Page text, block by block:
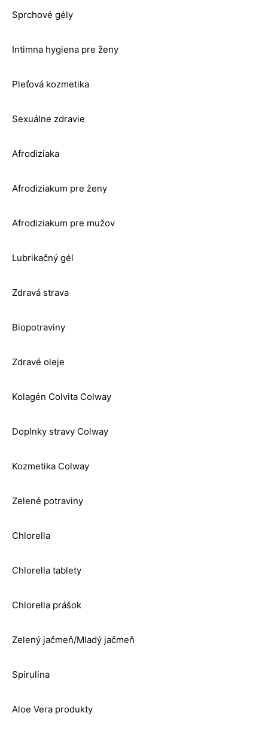
Sprchové gély
Intimna hygiena pre ženy
Pleťová kozmetika
Sexuálne zdravie
Afrodiziaka
Afrodiziakum pre ženy
Afrodiziakum pre mužov
Lubrikačný gél
Zdravá strava
Biopotraviny
Zdravé oleje
Kolagén Colvita Colway
Doplnky stravy Colway
Kozmetika Colway
Zelené potraviny
Chlorella
Chlorella tablety
Chlorella prášok
Zelený jačmeň/Mladý jačmeň
Spirulina
Aloe Vera produkty